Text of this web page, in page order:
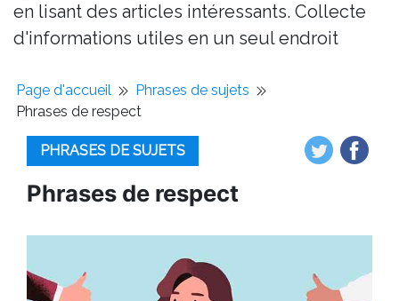
en lisant des articles intéressants. Collecte
d'informations utiles en un seul endroit
Page d'accueil
Phrases de sujets
Phrases de respect
PHRASES DE SUJETS
Phrases de respect